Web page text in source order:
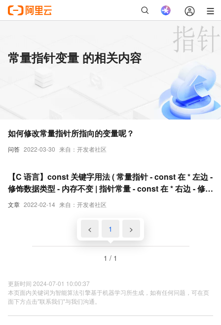
常量指针变量 的相关内容
问答 2022-03-30 来自：开发者社区
如何修改常量指针所指向的变量呢？
文章 2022-02-14 来自：开发者社区
【C 语言】const 关键字用法 ( 常量指针 - const 在 * 左边 -
修饰数据类型 - 内存不变 | 指针常量 - const 在 * 右边 - 修饰
变量 - 指针不变 )
< 1 >
1 / 1
更新时间 2024-07-01 10:00:37
本页面内关键词为智能算法引擎基于机器学习所生成，如有任何问题，可在页
面下方点击"联系我们"与我们沟通。